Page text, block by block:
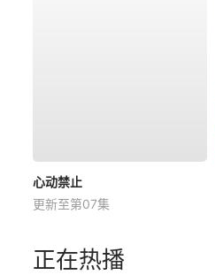
心动禁止
更新至第07集
正在热播